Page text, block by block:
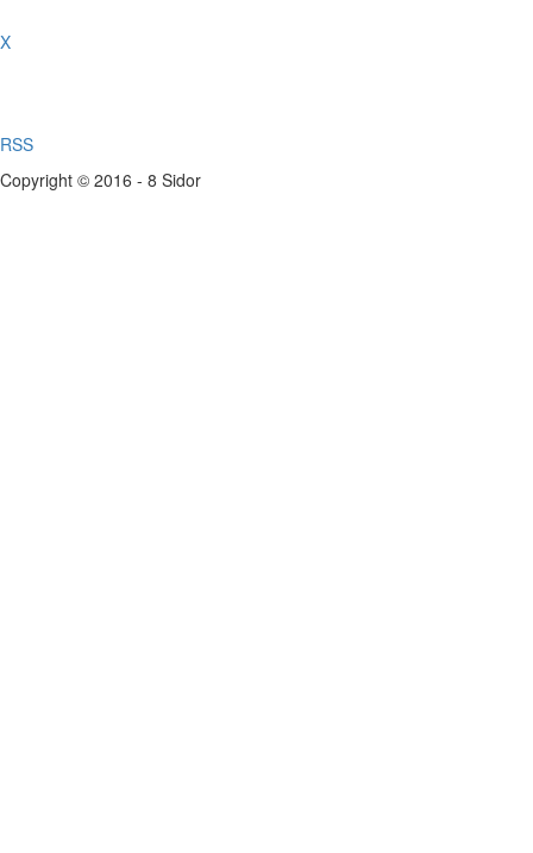
X
RSS
Copyright © 2016 - 8 Sidor